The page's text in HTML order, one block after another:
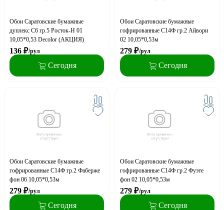
Обои Саратовские бумажные
дуплекс С6 гр.5 Росток-Н 01
10,05*0,53 Decolor (АКЦИЯ)
136 ₽/рул
Сегодня
Обои Саратовские бумажные
гофрированные С14Ф гр.2 Айвори
02 10,05*0,53м
279 ₽/рул
Сегодня
Обои Саратовские бумажные
гофрированные С14Ф гр.2 Фаберже
фон 06 10,05*0,53м
279 ₽/рул
Сегодня
Обои Саратовские бумажные
гофрированные С14Ф гр.2 Фуэте
фон 02 10,05*0,53м
279 ₽/рул
Сегодня